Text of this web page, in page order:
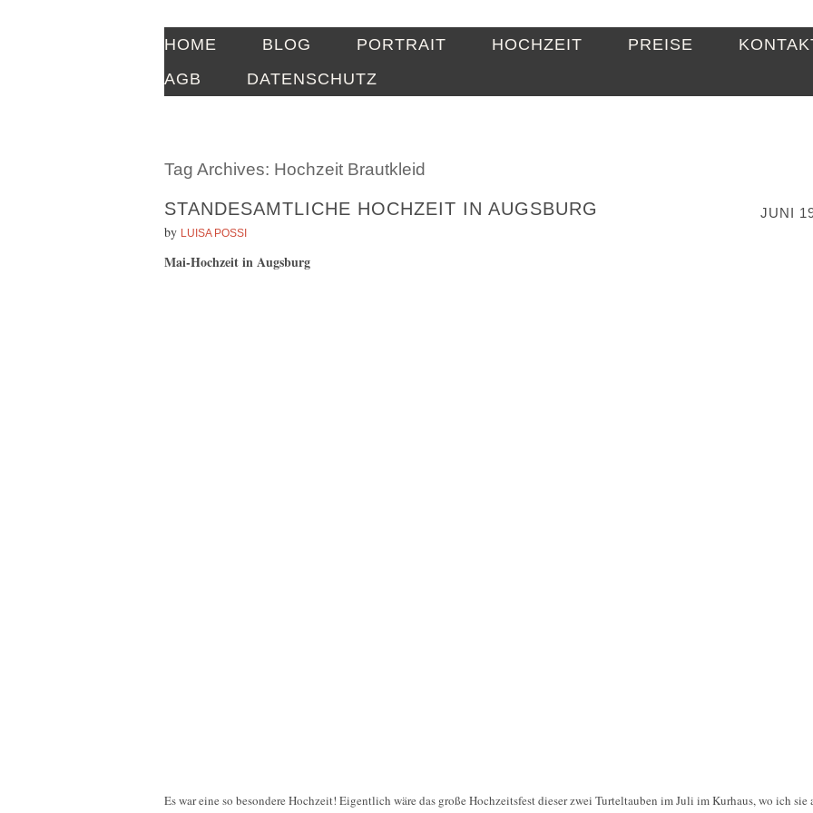
HOME BLOG PORTRAIT HOCHZEIT PREISE
AGB
DATENSCHUTZ
Tag Archives: Hochzeit Brautkleid
JUNI
STANDESAMTLICHE HOCHZEIT IN AUGSBURG
by LUISA POSSI
Mai-Hochzeit in Augsburg
Es war eine so besondere Hochzeit! Eigentlich wäre das große Hochzeitsfest dieser zwei Turteltauben im Juli im Kurhaus, wo ich sie